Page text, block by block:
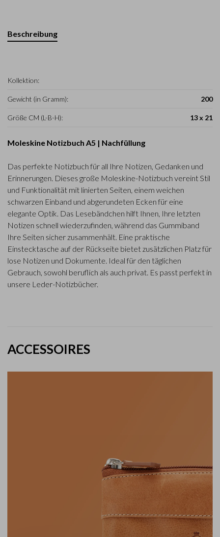
Beschreibung
Kollektion:
Gewicht (in Gramm): 200
Größe CM (L-B-H): 13 x 21
Moleskine Notizbuch A5 | Nachfüllung
Das perfekte Notizbuch für all Ihre Notizen, Gedanken und
Erinnerungen. Dieses große Moleskine-Notizbuch vereint Stil
und Funktionalität mit linierten Seiten, einem weichen
schwarzen Einband und abgerundeten Ecken für eine
elegante Optik. Das Lesebändchen hilft Ihnen, Ihre letzten
Notizen schnell wiederzufinden, während das Gummiband
Ihre Seiten sicher zusammenhält. Eine praktische
Einstecktasche auf der Rückseite bietet zusätzlichen Platz für
lose Notizen und Dokumente. Ideal für den täglichen
Gebrauch, sowohl beruflich als auch privat. Es passt perfekt in
unsere Leder-Notizbücher.
ACCESSOIRES